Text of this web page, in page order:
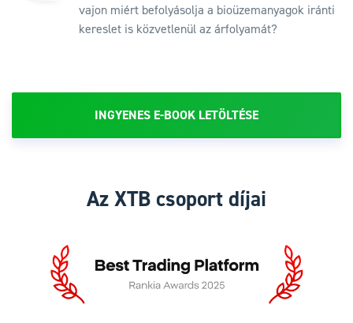
vajon miért befolyásolja a bioüzemanyagok iránti
kereslet is közvetlenül az árfolyamát?
INGYENES E-BOOK LETÖLTÉSE
Az XTB csoport díjai